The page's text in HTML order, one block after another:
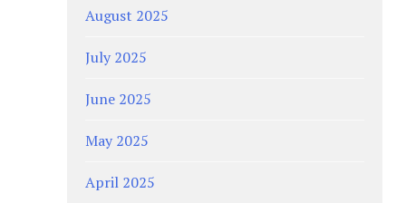
August 2025
July 2025
June 2025
May 2025
April 2025